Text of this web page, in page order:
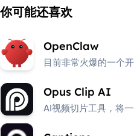
你可能还喜欢
OpenClaw
目前非常火爆的一个
Opus Clip AI
AI视频切片工具，将